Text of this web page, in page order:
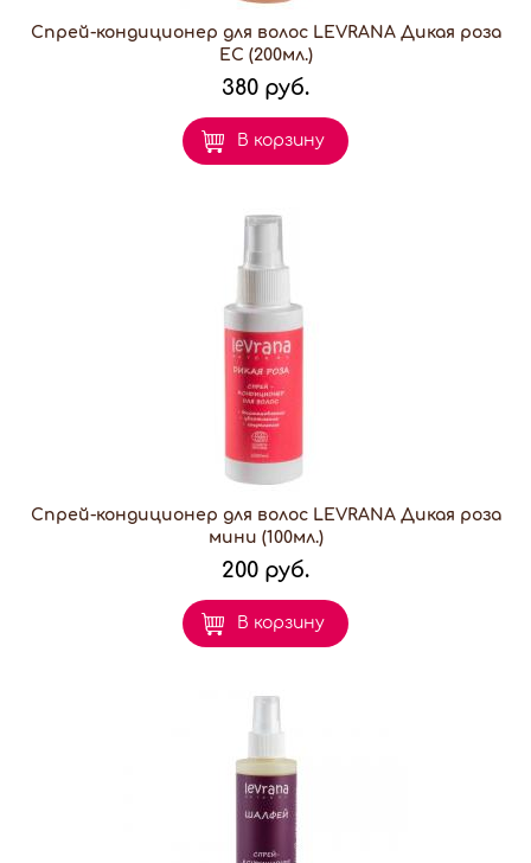
Спрей-кондиционер для волос LEVRANA Дикая роза
ЕС (200мл.)
380 руб.
В корзину
Спрей-кондиционер для волос LEVRANA Дикая роза
мини (100мл.)
200 руб.
В корзину